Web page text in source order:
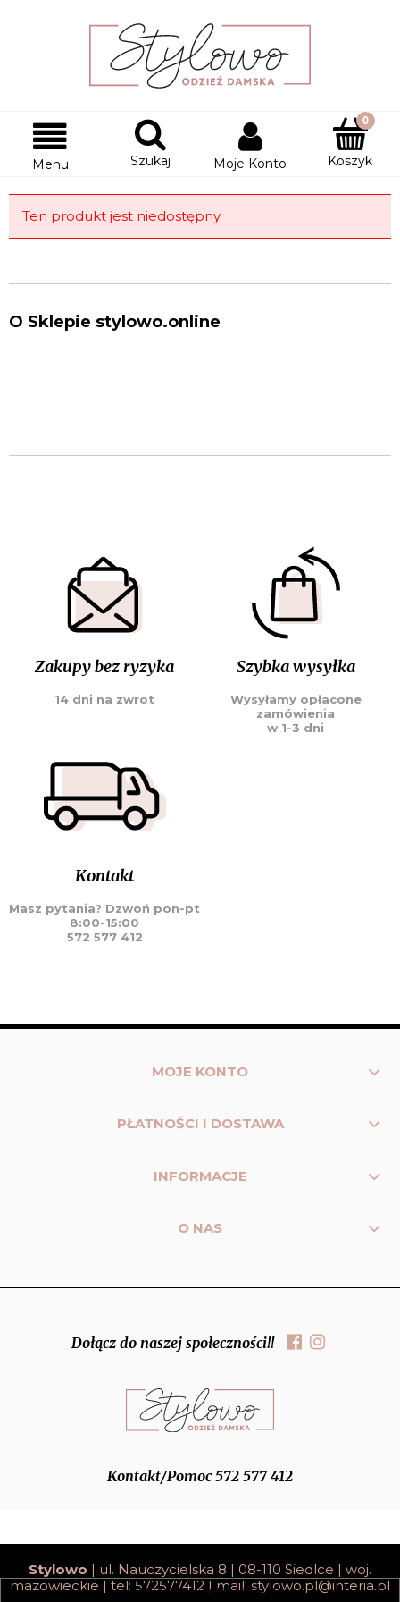
Menu Szukaj Moje Konto Koszyk
Ten produkt jest niedostępny.
O Sklepie stylowo.online
Zakupy bez ryzyka
14 dni na zwrot
Szybka wysyłka
Wysyłamy opłacone
zamówienia
w 1-3 dni
Kontakt
Masz pytania? Dzwoń pon-pt
8:00-15:00
572 577 412
MOJE KONTO
PŁATNOŚCI I DOSTAWA
INFORMACJE
O NAS
Dołącz do naszej społeczności!!
Kontakt/Pomoc 572 577 412
Stylowo | ul. Nauczycielska 8 | 08-110 Siedlce | woj.
mazowieckie | tel: 572577412 | mail: stylowo.pl@interia.pl
pokaż pełną wersję strony